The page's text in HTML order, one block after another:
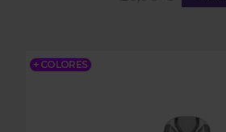
+ COLORES
OXVA XLIM SQ PRO 2 POD KIT